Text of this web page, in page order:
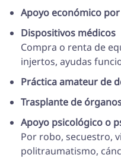
Apoyo económico
Dispositivos médicos
Compra o renta de
injertos, ayudas
Práctica amateur de
Trasplante de
Apoyo psicológico o
Por robo, secuestro,
politraumatismo,